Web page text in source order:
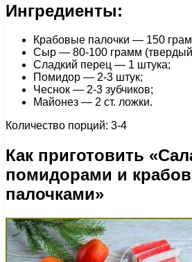
Ингредиенты:
Крабовые палочки — 150
Сыр — 80-100 грамм
Сладкий перец — 1 штука;
Помидор — 2-3 штук;
Чеснок — 2-3 зубчиков;
Майонез — 2 ст. ложки.
Количество порций: 3-4
Как приготовить
помидорами и
палочками»